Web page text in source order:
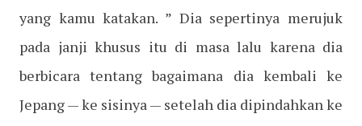
yang kamu katakan. ” Dia sepertinya merujuk
pada janji khusus itu di masa lalu karena dia
berbicara tentang bagaimana dia kembali ke
Jepang — ke sisinya — setelah dia dipindahkan ke